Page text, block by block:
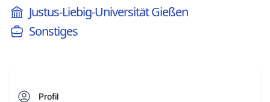
Justus-Liebig-Universität Gießen
Sonstiges
Profil